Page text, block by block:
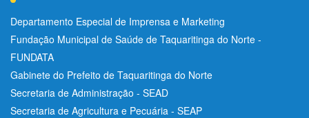
Departamento Especial de Imprensa e Marketing
Fundação Municipal de Saúde de Taquaritinga do Norte -
FUNDATA
Gabinete do Prefeito de Taquaritinga do Norte
Secretaria de Administração - SEAD
Secretaria de Agricultura e Pecuária - SEAP